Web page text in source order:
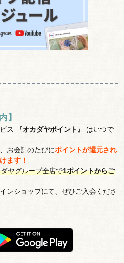
】
ス 『オカダヤポイント』 はいつで
お会計のたびにポイントが還元され
ます！
ヤグループ全店で1ポイントからご
ンショップにて、ぜひご入会くださ